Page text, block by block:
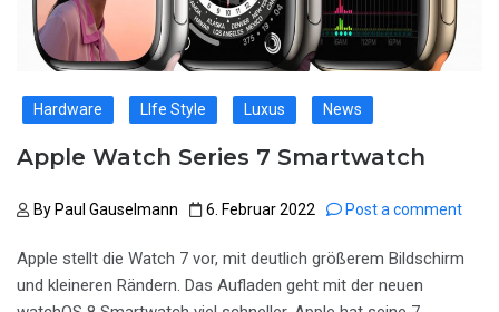
Hardware LIfe Style Luxus News
Apple Watch Series 7 Smartwatch
By Paul Gauselmann 6. Februar 2022 Post a comment
Apple stellt die Watch 7 vor, mit deutlich größerem Bildschirm
und kleineren Rändern. Das Aufladen geht mit der neuen